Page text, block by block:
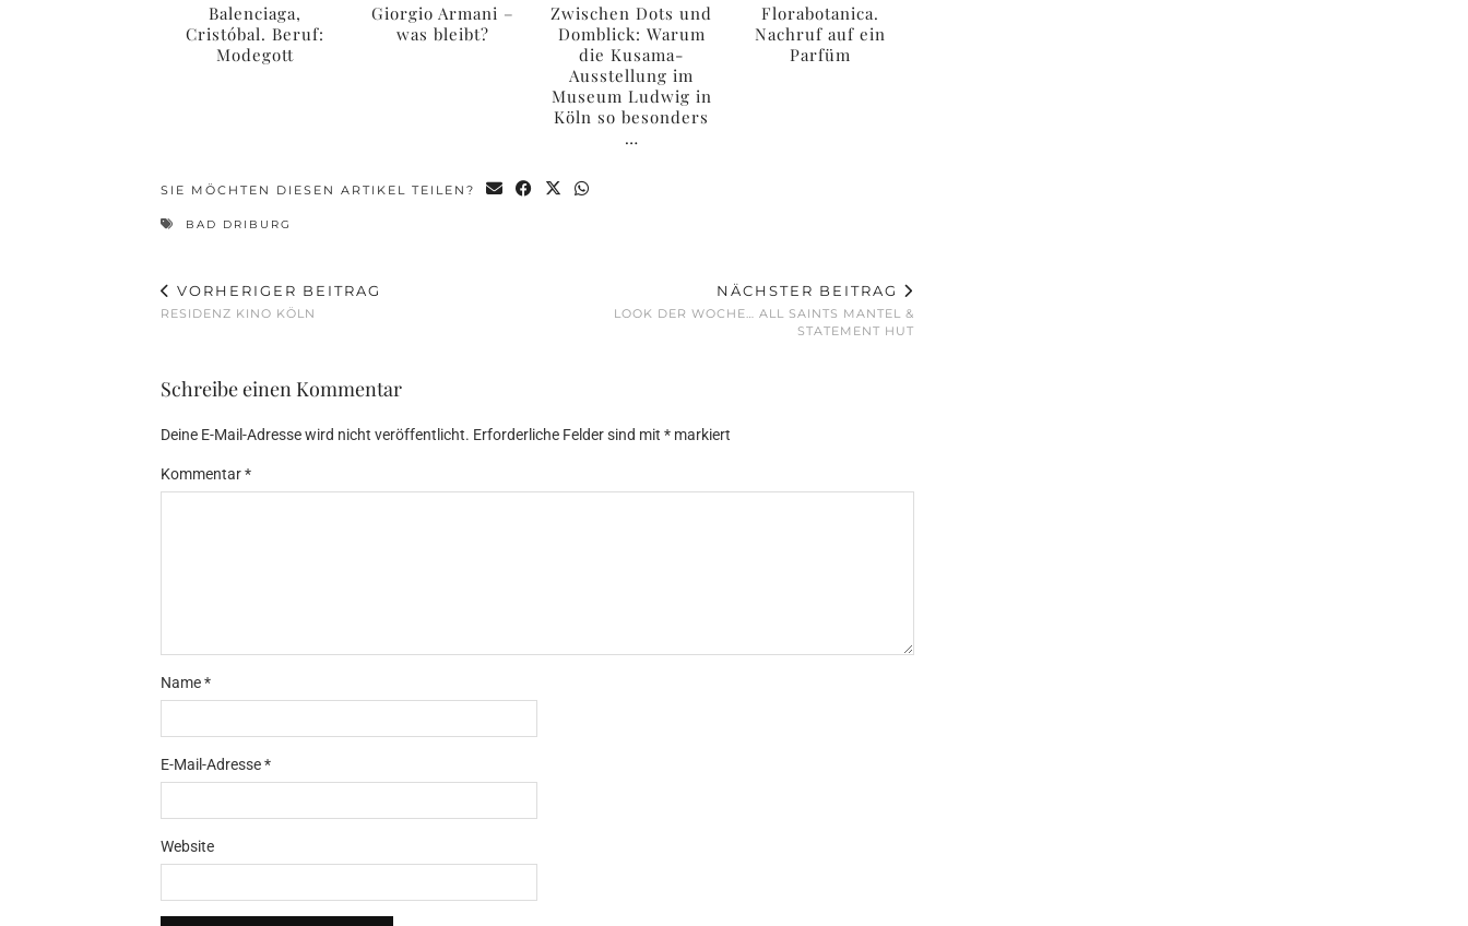
Balenciaga,
Cristóbal. Beruf:
Modegott
Giorgio Armani –
was bleibt?
Zwischen Dots und
Domblick: Warum
die Kusama-
Ausstellung im
Museum Ludwig in
Köln so besonders
…
Florabotanica.
Nachruf auf ein
Parfüm
SIE MÖCHTEN DIESEN ARTIKEL TEILEN?
BAD DRIBURG
VORHERIGER BEITRAG
RESIDENZ KINO KÖLN
NÄCHSTER BEITRAG
LOOK DER WOCHE… ALL SAINTS MANTEL &
STATEMENT HUT
Schreibe einen Kommentar
Deine E-Mail-Adresse wird nicht veröffentlicht. Erforderliche Felder sind mit * markiert
Kommentar*
Name*
E-Mail-Adresse*
Website